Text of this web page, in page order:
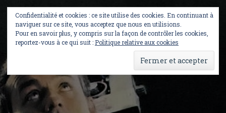
content
Confidentialité et cookies : ce site utilise des cookies. En continuant à
naviguer sur ce site, vous acceptez que nous en utilisions.
Pour en savoir plus, y compris sur la façon de contrôler les cookies,
reportez-vous à ce qui suit :Politique relative aux cookies